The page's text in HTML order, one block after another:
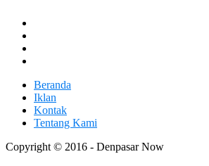
Beranda
Iklan
Kontak
Tentang Kami
Copyright © 2016 - Denpasar Now